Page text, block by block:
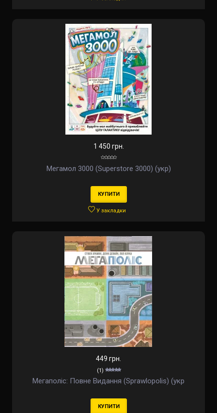
1 450 грн.
Мегамол 3000 (Superstore 3000) (укр)
КУПИТИ
У закладки
449 грн.
(1)
Мегаполіс: Повне Видання (Sprawlopolis) (укр
КУПИТИ